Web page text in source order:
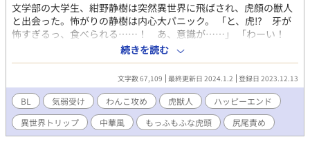
文学部の大学生、紺野静樹は突然異世界に飛ばされ、虎顔の獣人
と出会った。怖がりの静樹は内心大パニック。 「と、虎⁉︎ 牙が
怖すぎるっ、食べられる……！ あ、意識が……」 「わーい！
やっと起きたね人間さん！ ……あれ、また寝ちゃったの？」 ど
うやら見た目は恐ろしいが親切な白虎の獣人、タオに保護された
らしい。 幼い頃に猫に噛まれたせいで獣の牙が大の苦手である静
樹は、彼の一挙一動にびくびくと怯えてしまう。 そんな中、タオ
は静樹を番にしたいと迫ってきて……？ 「シズキってかわいくっ
ていい匂いだね、大好きだよ！ 番になってほしいなあ」 「嫌で
す無理です、死んじゃいます……っ！」 無邪気な虎獣人と、臆病
な異世界人のドタバタラブストーリー。 流血表現あります。
続きを読む
文字数 67,109 最終更新日 2024.1.2 登録日 2023.12.13
BL 気弱受け わんこ攻め 虎獣人
ハッピーエンド
異世界トリップ
中華風 もっふもふな虎頭 尻尾責め